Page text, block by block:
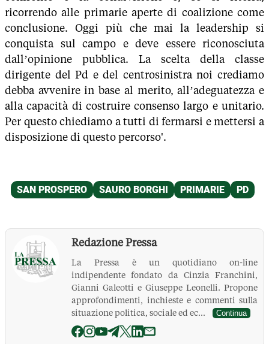
ricorrendo alle primarie aperte di coalizione come
conclusione. Oggi più che mai la leadership si
conquista sul campo e deve essere riconosciuta
dall’opinione pubblica. La scelta della classe
dirigente del Pd e del centrosinistra noi crediamo
debba avvenire in base al merito, all’adeguatezza e
alla capacità di costruire consenso largo e unitario.
Per questo chiediamo a tutti di fermarsi e mettersi a
disposizione di questo percorso'.
Redazione Pressa
La Pressa è un quotidiano on-line
indipendente fondato da Cinzia Franchini,
Gianni Galeotti e Giuseppe Leonelli. Propone
approfondimenti, inchieste e commenti sulla
situazione politica, sociale ed ec...
Continua